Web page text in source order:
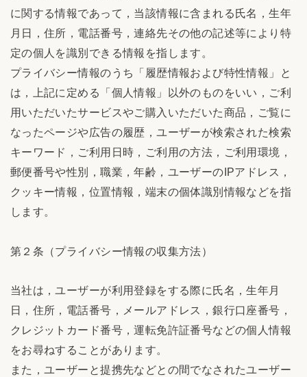
に関する情報であって，当該情報に含まれる氏名，生年
月日，住所，電話番号，連絡先その他の記述等により特
定の個人を識別できる情報を指します。
プライバシー情報のうち「履歴情報および特性情報」と
は，上記に定める「個人情報」以外のものをいい，ご利
用いただいたサービスやご購入いただいた商品，ご覧に
なったページや広告の履歴，ユーザーが検索された検索
キーワード，ご利用日時，ご利用の方法，ご利用環境，
郵便番号や性別，職業，年齢，ユーザーのIPアドレス，
クッキー情報，位置情報，端末の個体識別情報などを指
します。
第２条（プライバシー情報の収集方法）
当社は，ユーザーが利用登録をする際に氏名，生年月
日，住所，電話番号，メールアドレス，銀行口座番号，
クレジットカード番号，運転免許証番号などの個人情報
をお尋ねすることがあります。
また，ユーザーと提携先などとの間でなされたユーザー